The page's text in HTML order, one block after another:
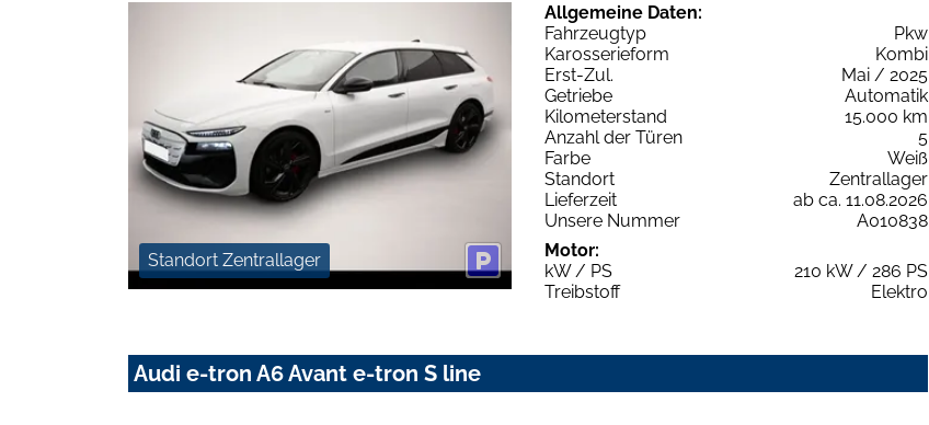
Standort Zentrallager
Allgemeine Daten:
Fahrzeugtyp
Pkw
Karosserieform
Kombi
Erst-Zul.
Mai / 2025
Getriebe
Automatik
Kilometerstand
15.000 km
Anzahl der Türen
5
Farbe
Weiß
Standort
Zentrallager
Lieferzeit
ab ca. 11.08.2026
Unsere Nummer
A010838
Motor:
kW / PS
210 kW / 286 PS
Treibstoff
Elektro
Audi e-tron A6 Avant e-tron S line